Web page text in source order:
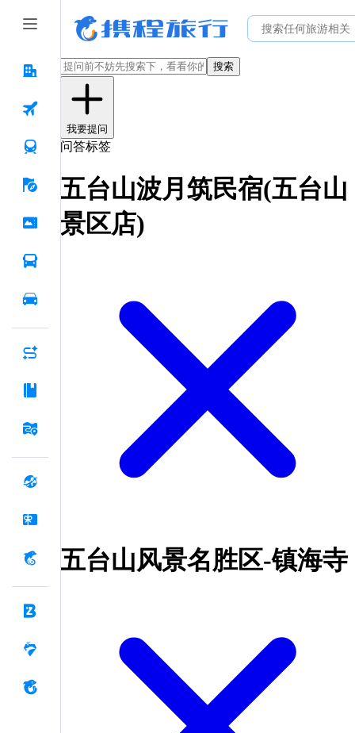
搜索
我要提问
问答标签
五台山波月筑民宿(五台山
景区店)
五台山风景名胜区-镇海寺